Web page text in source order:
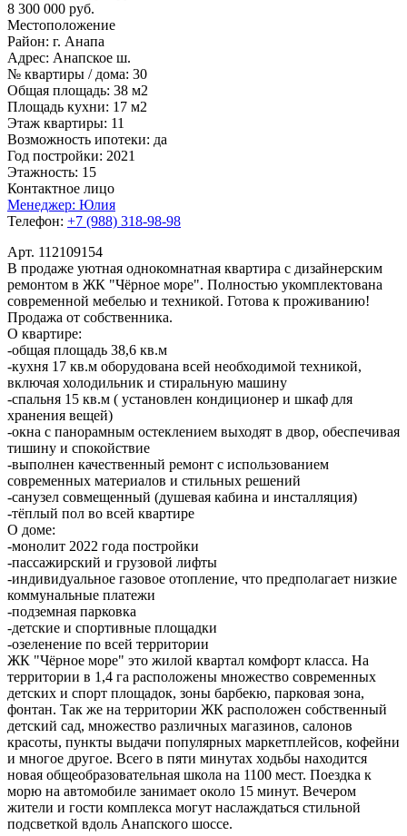
8 300 000 руб.
Местоположение
Район: г. Анапа
Адрес: Анапское ш.
№ квартиры / дома: 30
Общая площадь: 38 м2
Площадь кухни: 17 м2
Этаж квартиры: 11
Возможность ипотеки: да
Год постройки: 2021
Этажность: 15
Контактное лицо
Менеджер: Юлия
Телефон: +7 (988) 318-98-98
Арт. 112109154
В продаже уютная однокомнатная квартира с дизайнерским
ремонтом в ЖК "Чёрное море". Полностью укомплектована
современной мебелью и техникой. Готова к проживанию!
Продажа от собственника.
О квартире:
-общая площадь 38,6 кв.м
-кухня 17 кв.м оборудована всей необходимой техникой,
включая холодильник и стиральную машину
-спальня 15 кв.м ( установлен кондиционер и шкаф для
хранения вещей)
-окна с панорамным остеклением выходят в двор, обеспечивая
тишину и спокойствие
-выполнен качественный ремонт с использованием
современных материалов и стильных решений
-санузел совмещенный (душевая кабина и инсталляция)
-тёплый пол во всей квартире
О доме:
-монолит 2022 года постройки
-пассажирский и грузовой лифты
-индивидуальное газовое отопление, что предполагает низкие
коммунальные платежи
-подземная парковка
-детские и спортивные площадки
-озеленение по всей территории
ЖК "Чёрное море" это жилой квартал комфорт класса. На
территории в 1,4 га расположены множество современных
детских и спорт площадок, зоны барбекю, парковая зона,
фонтан. Так же на территории ЖК расположен собственный
детский сад, множество различных магазинов, салонов
красоты, пункты выдачи популярных маркетплейсов, кофейни
и многое другое. Всего в пяти минутах ходьбы находится
новая общеобразовательная школа на 1100 мест. Поездка к
морю на автомобиле занимает около 15 минут. Вечером
жители и гости комплекса могут наслаждаться стильной
подсветкой вдоль Анапского шоссе.